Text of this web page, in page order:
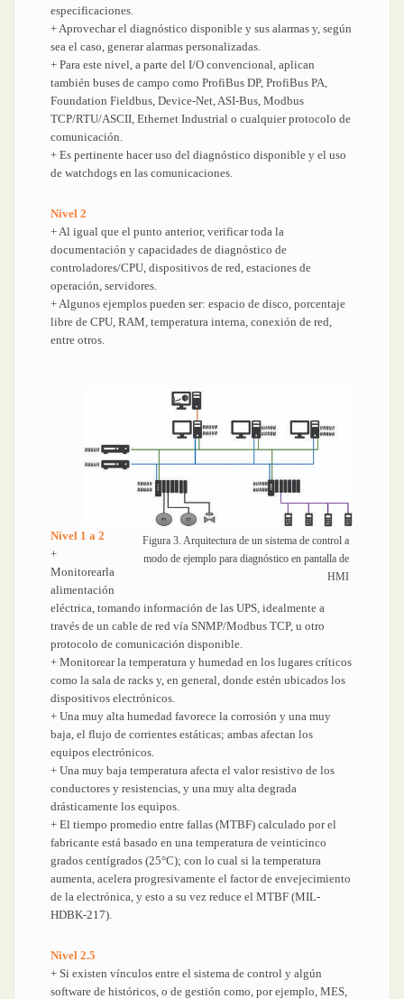
especificaciones.
+ Aprovechar el diagnóstico disponible y sus alarmas y, según
sea el caso, generar alarmas personalizadas.
+ Para este nivel, a parte del I/O convencional, aplican
también buses de campo como ProfiBus DP, ProfiBus PA,
Foundation Fieldbus, Device-Net, ASI-Bus, Modbus
TCP/RTU/ASCII, Ethernet Industrial o cualquier protocolo de
comunicación.
+ Es pertinente hacer uso del diagnóstico disponible y el uso
de watchdogs en las comunicaciones.
Nivel 2
+ Al igual que el punto anterior, verificar toda la
documentación y capacidades de diagnóstico de
controladores/CPU, dispositivos de red, estaciones de
operación, servidores.
+ Algunos ejemplos pueden ser: espacio de disco, porcentaje
libre de CPU, RAM, temperatura interna, conexión de red,
entre otros.
Figura 3. Arquitectura de un sistema de control a
modo de ejemplo para diagnóstico en pantalla de
HMI
Nivel 1 a 2
+
Monitorearla
alimentación
eléctrica, tomando información de las UPS, idealmente a
través de un cable de red vía SNMP/Modbus TCP, u otro
protocolo de comunicación disponible.
+ Monitorear la temperatura y humedad en los lugares críticos
como la sala de racks y, en general, donde estén ubicados los
dispositivos electrónicos.
+ Una muy alta humedad favorece la corrosión y una muy
baja, el flujo de corrientes estáticas; ambas afectan los
equipos electrónicos.
+ Una muy baja temperatura afecta el valor resistivo de los
conductores y resistencias, y una muy alta degrada
drásticamente los equipos.
+ El tiempo promedio entre fallas (MTBF) calculado por el
fabricante está basado en una temperatura de veinticinco
grados centígrados (25°C); con lo cual si la temperatura
aumenta, acelera progresivamente el factor de envejecimiento
de la electrónica, y esto a su vez reduce el MTBF (MIL-
HDBK-217).
Nivel 2.5
+ Si existen vínculos entre el sistema de control y algún
software de históricos, o de gestión como, por ejemplo, MES,